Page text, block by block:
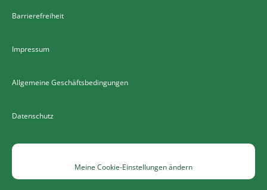
Barrierefreiheit
Impressum
Allgemeine Geschäftsbedingungen
Datenschutz
Meine Cookie-Einstellungen ändern